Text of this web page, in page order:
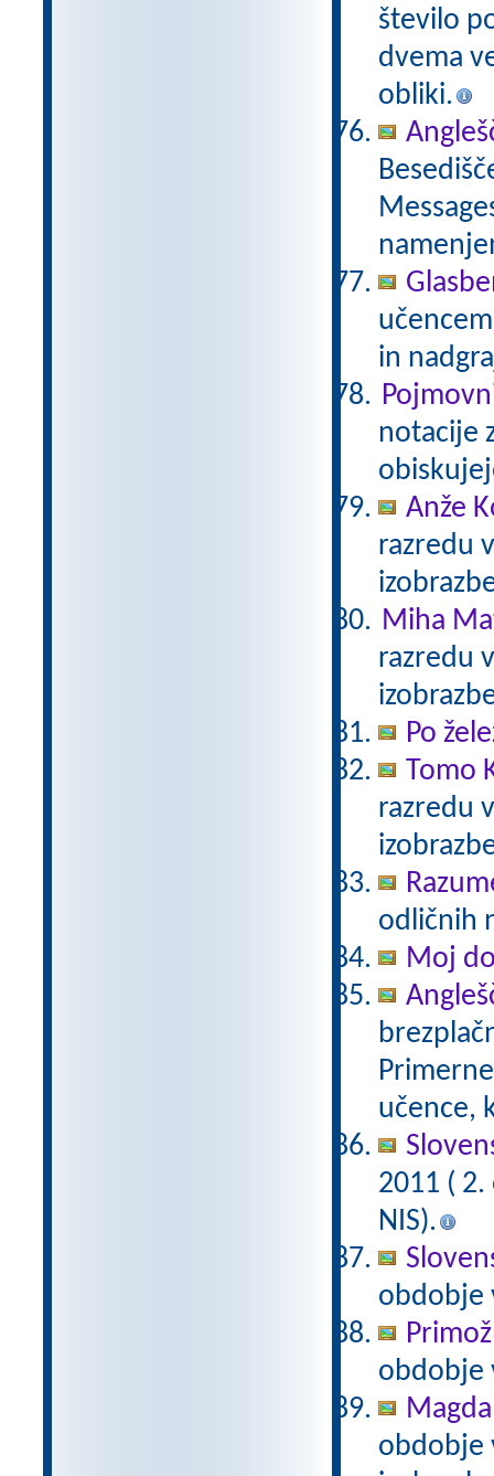
število
dvema
obliki.
in
notacije
Anže
razredu
Miha
razredu
Po
Tomo
razredu
odličnih
Moj
učence,
2011 (
NIS).
obdobje
obdobje
obdobje